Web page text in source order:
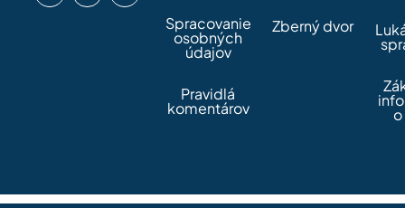
Spracovanie
osobných
údajov
Pravidlá
komentárov
Zberný dvor